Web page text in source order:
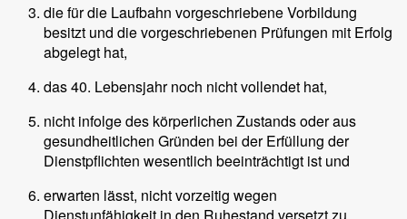
die für die Laufbahn vorgeschriebene Vorbildung
besitzt und die vorgeschriebenen Prüfungen mit Erfolg
abgelegt hat,
das 40. Lebensjahr noch nicht vollendet hat,
nicht infolge des körperlichen Zustands oder aus
gesundheitlichen Gründen bei der Erfüllung der
Dienstpflichten wesentlich beeinträchtigt ist und
erwarten lässt, nicht vorzeitig wegen
Dienstunfähigkeit in den Ruhestand versetzt zu